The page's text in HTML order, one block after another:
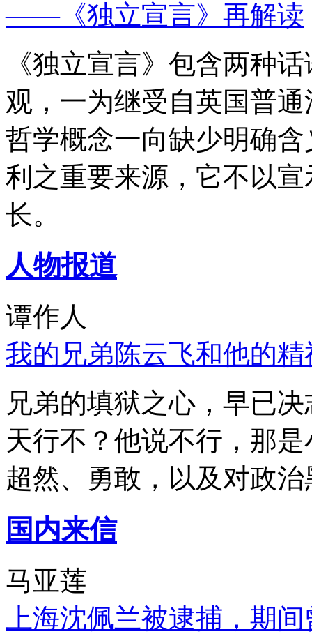
——《独立宣言》再解读
《独立宣言》包含两种
观，一为继受自英国普
哲学概念一向缺少明确
利之重要来源，它不以
长。
人物报道
谭作人
我的兄弟陈云飞和他的
兄弟的填狱之心，早已
天行不？他说不行，那
超然、勇敢，以及对政
国内来信
马亚莲
上海沈佩兰被逮捕，期